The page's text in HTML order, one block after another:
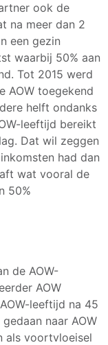
ook de
na meer dan 2
een gezin
waarbij 50% aan
Tot 2015 werd
AOW toegekend
helft ondanks
leeftijd bereikt
Dat wil zeggen
had dan
wat vooral de
50%
de AOW-
AOW
leeftijd na 45
naar AOW
als voortvloeisel